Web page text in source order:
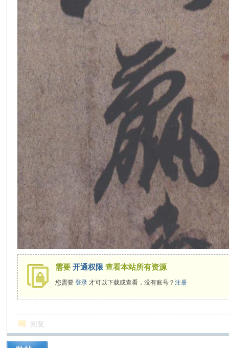
需要开通权限 查看本站所有资源
您需要登录 才可以下载或查看，没有账号？注册
回复